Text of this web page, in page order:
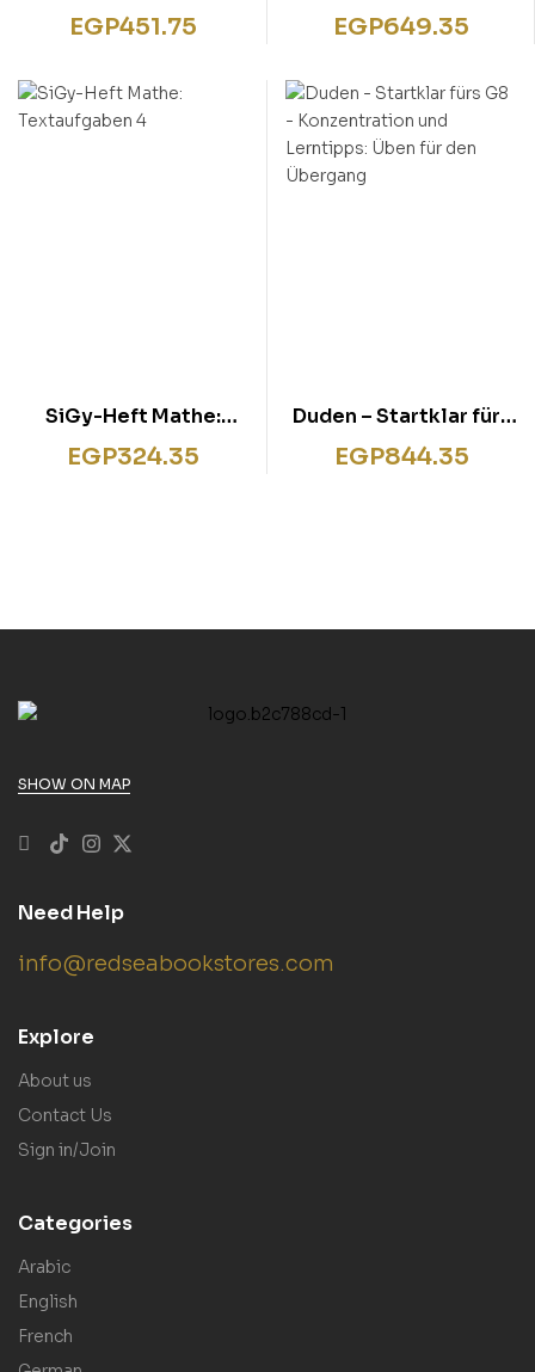
Wissen! Mathe 4.
Klasse
EGP451.75
Testen: Deutsch –
Aufsatz 4. Klasse
EGP649.35
SiGy-Heft Mathe:
Textaufgaben 4
EGP324.35
Duden – Startklar fürs
G8 – Konzentration
und Lerntipps: Üben für
EGP844.35
SHOW ON MAP
Need Help
info@redseabookstores.com
Explore
About us
Contact Us
Sign in/Join
Categories
Arabic
English
French